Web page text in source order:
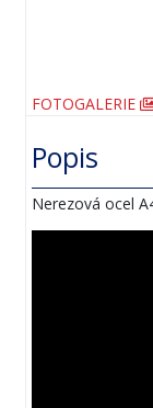
FOTOGALERIE
Popis
Nerezová ocel